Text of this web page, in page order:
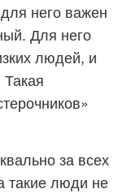
него важен
Для него
людей, и
за всех
такие люди не